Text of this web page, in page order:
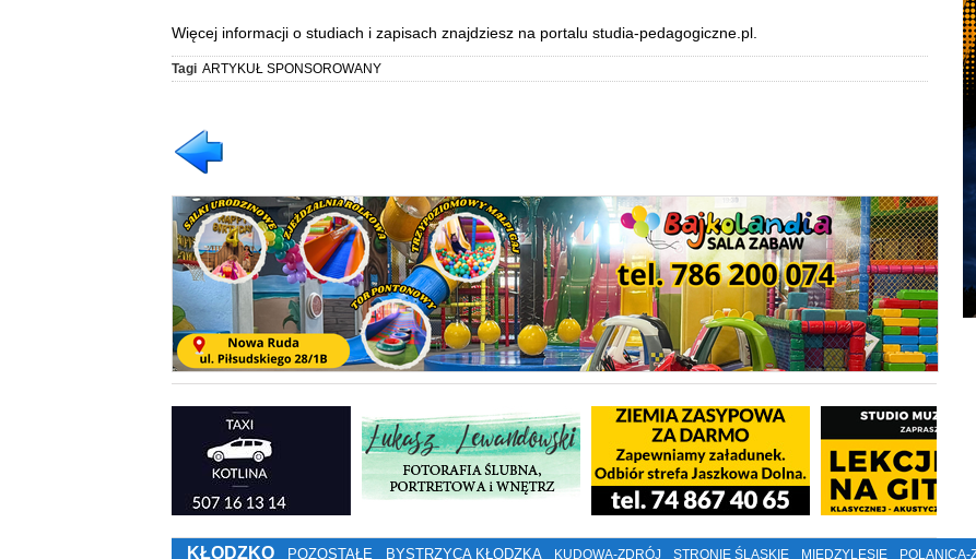
Więcej informacji o studiach i zapisach znajdziesz na portalu studia-pedagogiczne.pl.
Tagi ARTYKUŁ SPONSOROWANY
KŁODZKO POZOSTAŁE BYSTRZYCA KŁODZKA KUDOWA-ZDRÓJ STRONIE ŚLĄSKIE MIĘDZYLESIE POLANICA-